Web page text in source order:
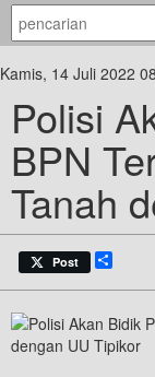
Kamis, 14 Juli 2022
Polisi
BPN
Tanah
Post